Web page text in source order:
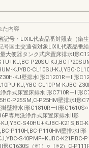
た内容
号・LIXIL代表品番対照表（衛生
号国土交通省対象LIXIL代表品番
大便器タンク式床置床排水Ⅰ形
P20SU-KJ,BC-
KJYBC-CL10SU-KJ,YBC-
KJ壁排水Ⅰ形C1201RーⅡ形
KJ,YBC-CL10PM-KJBC-
弁式床置床排水Ⅰ形C710RーⅡ形
P25SM,C-P25HM壁排水Ⅰ形
壁排水Ⅰ形C1810RーⅡ形
専用洗浄弁式床置床排水Ⅱ形
S40HU+KJBC-K21S,BC-
P110H,BC-P110HM壁排水Ⅱ形
S40PMF+KJBC-K21PBC-
形C1630S（※1）○（※2）C-